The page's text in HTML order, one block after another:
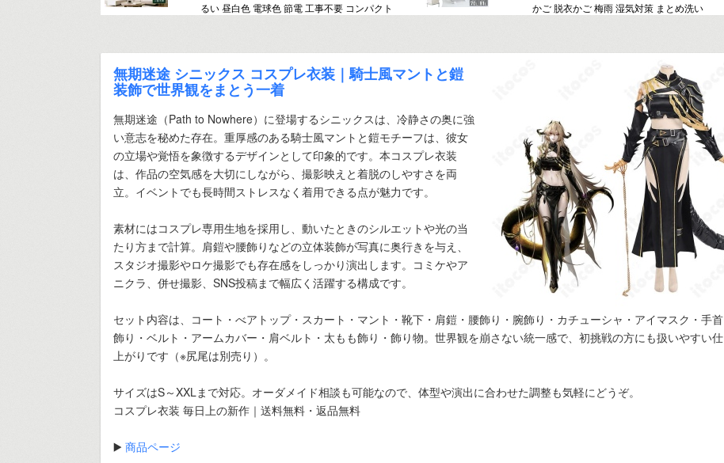
るい 昼白色 電球色 節電 工事不要 コンパクト
かご 脱衣かご 梅雨 湿気対策 まとめ洗い
無期迷途 シニックス コスプレ衣装｜騎士風マントと鎧
装飾で世界観をまとう一着
無期迷途（Path to Nowhere）に登場するシニックスは、冷静さの奥に強
い意志を秘めた存在。重厚感のある騎士風マントと鎧モチーフは、彼女
の立場や覚悟を象徴するデザインとして印象的です。本コスプレ衣装
は、作品の空気感を大切にしながら、撮影映えと着脱のしやすさを両
立。イベントでも長時間ストレスなく着用できる点が魅力です。
素材にはコスプレ専用生地を採用し、動いたときのシルエットや光の当
たり方まで計算。肩鎧や腰飾りなどの立体装飾が写真に奥行きを与え、
スタジオ撮影やロケ撮影でも存在感をしっかり演出します。コミケやア
ニクラ、併せ撮影、SNS投稿まで幅広く活躍する構成です。
セット内容は、コート・べアトップ・スカート・マント・靴下・肩鎧・腰飾り・腕飾り・カチューシャ・アイマスク・手首
飾り・ベルト・アームカバー・肩ベルト・太もも飾り・飾り物。世界観を崩さない統一感で、初挑戦の方にも扱いやすい仕
上がりです（※尻尾は別売り）。
サイズはS～XXLまで対応。オーダメイド相談も可能なので、体型や演出に合わせた調整も気軽にどうぞ。
コスプレ衣装 毎日上の新作｜送料無料・返品無料
▶️ 商品ページ